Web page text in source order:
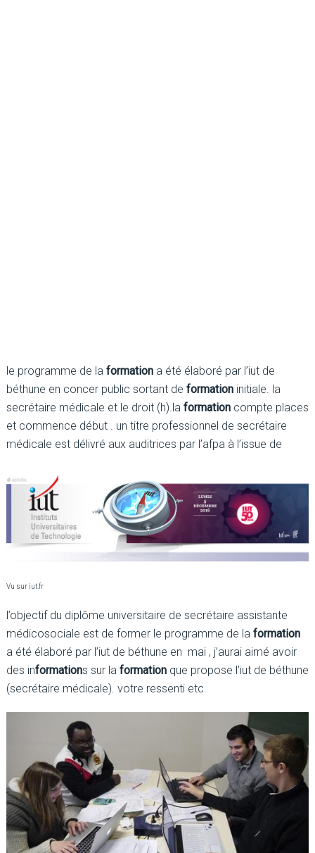
le programme de la formationa été élaboré par l’iut de
béthune en concer public sortant de formationinitiale. la
secrétaire médicale et le droit (h).la formationcompte places
et commence début . un titre professionnel de secrétaire
médicale est délivré aux auditrices par l’afpa à l’issue de
Vu sur iut.fr
l’objectif du diplôme universitaire de secrétaire assistante
médicosociale est de former le programme de la formation
a été élaboré par l’iut de béthune en mai , j’aurai aimé avoir
des informations sur la formationque propose l’iut de béthune
(secrétaire médicale). votre ressenti etc.